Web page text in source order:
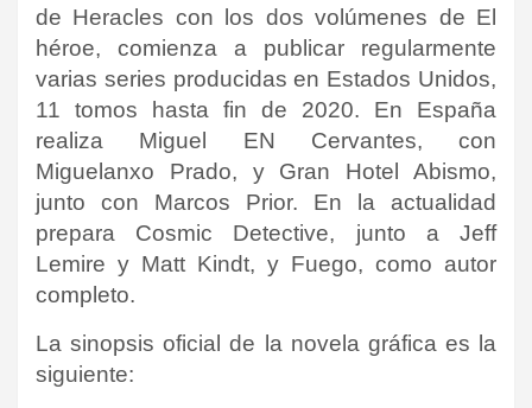
de Heracles con los dos volúmenes de El
héroe, comienza a publicar regularmente
varias series producidas en Estados Unidos,
11 tomos hasta fin de 2020. En España
realiza Miguel EN Cervantes, con
Miguelanxo Prado, y Gran Hotel Abismo,
junto con Marcos Prior. En la actualidad
prepara Cosmic Detective, junto a Jeff
Lemire y Matt Kindt, y Fuego, como autor
completo.
La sinopsis oficial de la novela gráfica es la
siguiente: